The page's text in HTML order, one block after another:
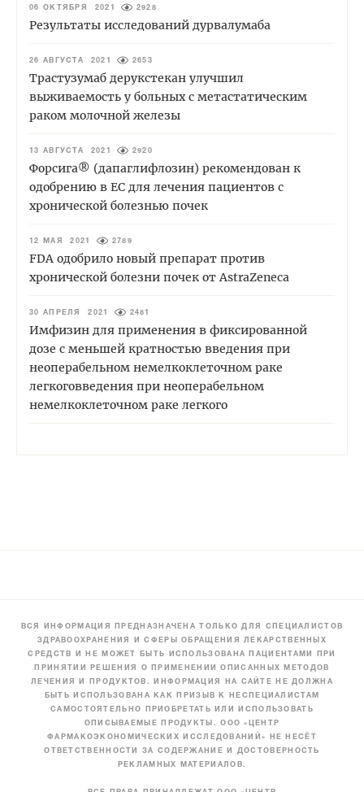
06 ОКТЯБРЯ 2021 2928
Результаты исследований дурвалумаба
26 АВГУСТА 2021 2653
Трастузумаб дерукстекан улучшил
выживаемость у больных с метастатическим
раком молочной железы
13 АВГУСТА 2021 2920
Форсига® (дапаглифлозин) рекомендован к
одобрению в ЕС для лечения пациентов с
хронической болезнью почек
12 МАЯ 2021 2789
FDA одобрило новый препарат против
хронической болезни почек от AstraZeneca
30 АПРЕЛЯ 2021 2481
Имфизин для применения в фиксированной
дозе с меньшей кратностью введения при
неоперабельном немелкоклеточном раке
легкоговведения при неоперабельном
немелкоклеточном раке легкого
ВСЯ ИНФОРМАЦИЯ ПРЕДНАЗНАЧЕНА ТОЛЬКО ДЛЯ СПЕЦИАЛИСТОВ
ЗДРАВООХРАНЕНИЯ И СФЕРЫ ОБРАЩЕНИЯ ЛЕКАРСТВЕННЫХ
СРЕДСТВ И НЕ МОЖЕТ БЫТЬ ИСПОЛЬЗОВАНА ПАЦИЕНТАМИ ПРИ
ПРИНЯТИИ РЕШЕНИЯ О ПРИМЕНЕНИИ ОПИСАННЫХ МЕТОДОВ
ЛЕЧЕНИЯ И ПРОДУКТОВ. ИНФОРМАЦИЯ НА САЙТЕ НЕ ДОЛЖНА
БЫТЬ ИСПОЛЬЗОВАНА КАК ПРИЗЫВ К НЕСПЕЦИАЛИСТАМ
САМОСТОЯТЕЛЬНО ПРИОБРЕТАТЬ ИЛИ ИСПОЛЬЗОВАТЬ
ОПИСЫВАЕМЫЕ ПРОДУКТЫ. ООО «ЦЕНТР
ФАРМАКОЭКОНОМИЧЕСКИХ ИССЛЕДОВАНИЙ» НЕ НЕСЁТ
ОТВЕТСТВЕННОСТИ ЗА СОДЕРЖАНИЕ И ДОСТОВЕРНОСТЬ
РЕКЛАМНЫХ МАТЕРИАЛОВ.